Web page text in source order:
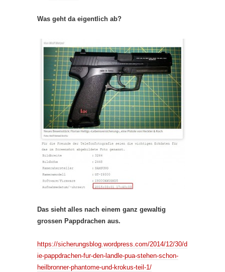
Was geht da eigentlich ab?
Das sieht alles nach einem ganz gewaltig
grossen Pappdrachen aus.
https://sicherungsblog.wordpress.com/2014/12/30/d
ie-pappdrachen-fur-den-landle-pua-stehen-schon-
heilbronner-phantome-und-krokus-teil-1/